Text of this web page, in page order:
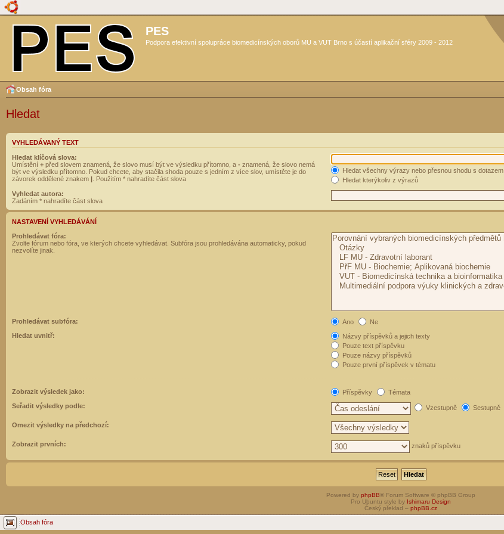
PES
Podpora efektivní spolupráce biomedicínských oborů MU a VUT Brno s účastí aplikační sféry 2009 - 2012
Obsah fóra
Hledat
VYHLEDÁVANÝ TEXT
Hledat klíčová slova:
Umístění + před slovem znamená, že slovo musí být ve výsledku přítomno, a - znamená, že slovo nemá
být ve výsledku přítomno. Pokud chcete, aby stačila shoda pouze s jedním z více slov, umístěte je do
závorek oddělené znakem | . Použitím * nahradíte část slova
Hledat všechny výrazy nebo přesnou shodu s dotazem
Hledat kterýkoliv z výrazů
Vyhledat autora:
Zadáním * nahradíte část slova
NASTAVENÍ VYHLEDÁVÁNÍ
Prohledávat fóra:
Zvolte fórum nebo fóra, ve kterých chcete vyhledávat. Subfóra jsou prohledávána automaticky, pokud
nezvolíte jinak.
Prohledávat subfóra: Ano
Ne
Hledat uvnitř:
Názvy příspěvků a jejich texty
Pouze text příspěvku
Pouze názvy příspěvků
Pouze první příspěvek v tématu
Zobrazit výsledek jako: Příspěvky
Témata
Seřadit výsledky podle:
Vzestupně Sestupně
Omezit výsledky na předchozí:
Zobrazit prvních: znaků příspěvku
Powered by phpBB® Forum Software © phpBB Group
Pro Ubuntu style by Ishimaru Design
Český překlad – phpBB.cz
Obsah fóra